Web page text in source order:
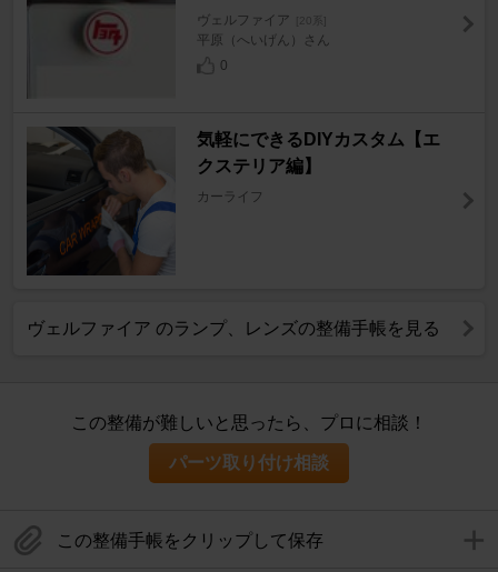
ヴェルファイア [20系]
平原（へいげん）さん
0
気軽にできるDIYカスタム【エ
クステリア編】
カーライフ
ヴェルファイア のランプ、レンズの整備手帳を見る
この整備が難しいと思ったら、プロに相談！
パーツ取り付け相談
この整備手帳をクリップして保存